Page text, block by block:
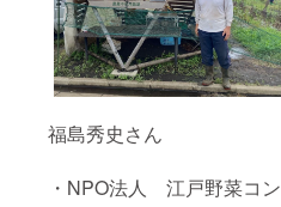
福島秀史さん
・NPO法人 江戸野菜コン